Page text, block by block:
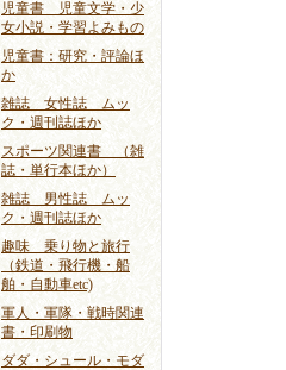
児童書 児童文学・少
女小説・学習よみもの
児童書：研究・評論ほ
か
雑誌 女性誌 ムッ
ク・週刊誌ほか
スポーツ関連書 （雑
誌・単行本ほか）
雑誌 男性誌 ムッ
ク・週刊誌ほか
趣味 乗り物と旅行
（鉄道・飛行機・船
舶・自動車etc)
軍人・軍隊・戦時関連
書・印刷物
ダダ・シュール・モダ